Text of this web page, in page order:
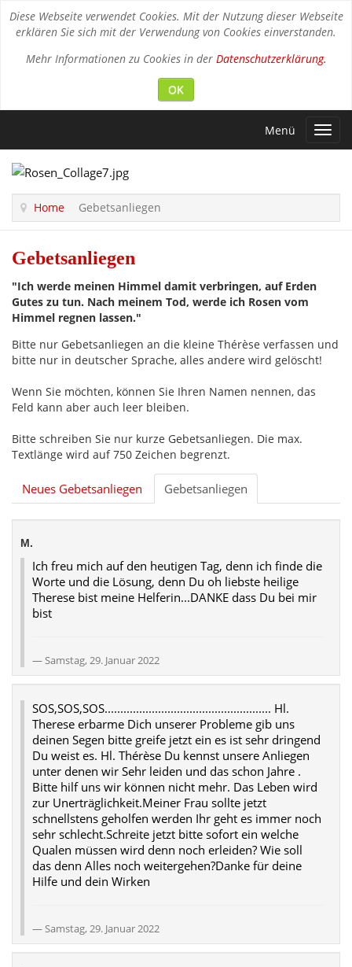
Diese Webseite verwendet Cookies. Mit der Nutzung dieser Webseite
erklären Sie sich mit der Verwendung von Cookies einverstanden.
Mehr Informationen zu Cookies in der Datenschutzerklärung.
OK
Menü
Home Gebetsanliegen
Gebetsanliegen
"Ich werde meinen Himmel damit verbringen, auf Erden
Gutes zu tun. Nach meinem Tod, werde ich Rosen vom
Himmel regnen lassen."
Bitte nur Gebetsanliegen an die kleine Thérèse verfassen und
bitte nur in deutscher Sprache, alles andere wird gelöscht!
Wenn Sie möchten, können Sie Ihren Namen nennen, das
Feld kann aber auch leer bleiben.
Bitte schreiben Sie nur kurze Gebetsanliegen. Die max.
Textlänge wird auf 750 Zeichen begrenzt.
Neues Gebetsanliegen Gebetsanliegen
M.
Ich freu mich auf den heutigen Tag, denn ich finde die
Worte und die Lösung, denn Du oh liebste heilige
Therese bist meine Helferin...DANKE dass Du bei mir
bist
Samstag, 29. Januar 2022
SOS,SOS,SOS..................................................... Hl.
Therese erbarme Dich unserer Probleme gib uns
deinen Segen bitte greife jetzt ein es ist sehr dringend
Du weist es. Hl. Thérèse Du kennst unsere Anliegen
unter denen wir Sehr leiden und das schon Jahre .
Bitte hilf uns wir können nicht mehr. Das Leben wird
zur Unerträglichkeit.Meiner Frau sollte jetzt
schnellstens geholfen werden Ihr geht es immer noch
sehr schlecht.Schreite jetzt bitte sofort ein welche
Qualen müssen wird denn noch erleiden? Wie soll
das denn Alles noch weitergehen?Danke für deine
Hilfe und dein Wirken
Samstag, 29. Januar 2022